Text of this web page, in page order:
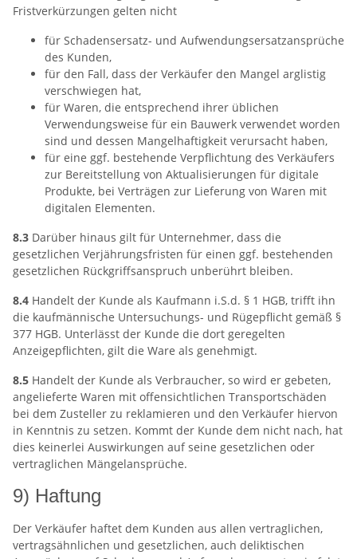
Fristverkürzungen gelten nicht
für Schadensersatz- und Aufwendungsersatzansprüche
des Kunden,
für den Fall, dass der Verkäufer den Mangel arglistig
verschwiegen hat,
für Waren, die entsprechend ihrer üblichen
Verwendungsweise für ein Bauwerk verwendet worden
sind und dessen Mangelhaftigkeit verursacht haben,
für eine ggf. bestehende Verpflichtung des Verkäufers
zur Bereitstellung von Aktualisierungen für digitale
Produkte, bei Verträgen zur Lieferung von Waren mit
digitalen Elementen.
8.3 Darüber hinaus gilt für Unternehmer, dass die
gesetzlichen Verjährungsfristen für einen ggf. bestehenden
gesetzlichen Rückgriffsanspruch unberührt bleiben.
8.4 Handelt der Kunde als Kaufmann i.S.d. § 1 HGB, trifft ihn
die kaufmännische Untersuchungs- und Rügepflicht gemäß §
377 HGB. Unterlässt der Kunde die dort geregelten
Anzeigepflichten, gilt die Ware als genehmigt.
8.5 Handelt der Kunde als Verbraucher, so wird er gebeten,
angelieferte Waren mit offensichtlichen Transportschäden
bei dem Zusteller zu reklamieren und den Verkäufer hiervon
in Kenntnis zu setzen. Kommt der Kunde dem nicht nach, hat
dies keinerlei Auswirkungen auf seine gesetzlichen oder
vertraglichen Mängelansprüche.
9) Haftung
Der Verkäufer haftet dem Kunden aus allen vertraglichen,
vertragsähnlichen und gesetzlichen, auch deliktischen